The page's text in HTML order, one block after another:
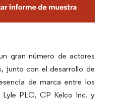
gran número de actores
junto con el desarrollo de
de marca entre los
PLC, CP Kelco Inc. y